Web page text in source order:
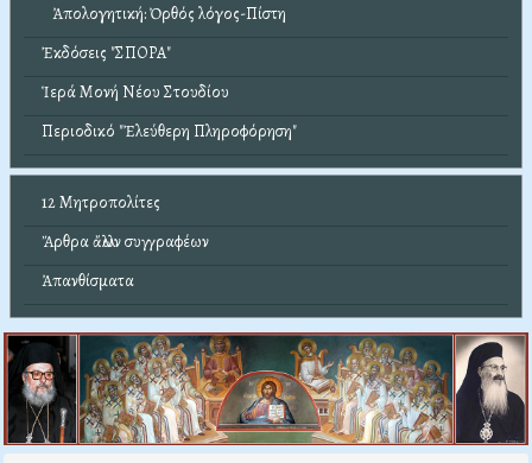
Ἀπολογητική: Ὀρθός λόγος-Πίστη
Ἐκδόσεις "ΣΠΟΡΑ"
Ἱερά Μονή Νέου Στουδίου
Περιοδικό "Ἐλεύθερη Πληροφόρηση"
12 Μητροπολίτες
Ἄρθρα ἄλλων συγγραφέων
Ἀπανθίσματα